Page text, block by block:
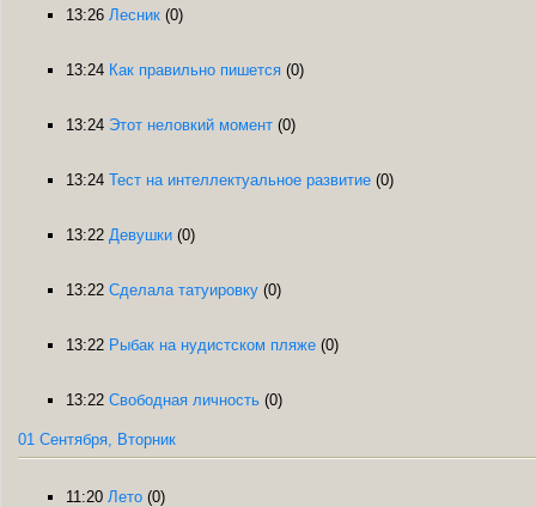
13:26 Лесник (0)
13:24 Как правильно пишется (0)
13:24 Этот неловкий момент (0)
13:24 Тест на интеллектуальное развитие (0)
13:22 Девушки (0)
13:22 Сделала татуировку (0)
13:22 Рыбак на нудистском пляже (0)
13:22 Свободная личность (0)
01 Сентября, Вторник
11:20 Лето (0)